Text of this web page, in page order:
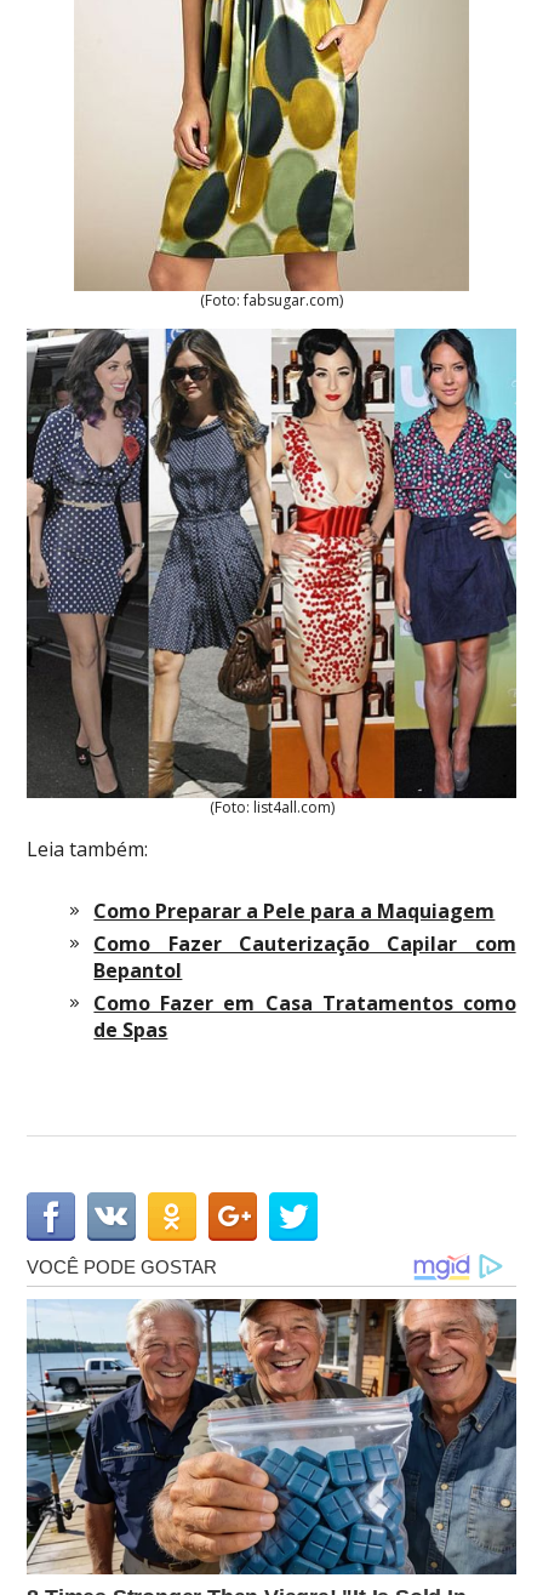
(Foto: fabsugar.com)
(Foto: list4all.com)
Leia também:
Como Preparar a Pele para a Maquiagem
Como Fazer Cauterização Capilar com
Bepantol
Como Fazer em Casa Tratamentos como
de Spas